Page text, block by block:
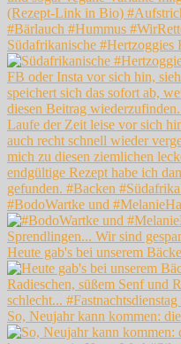
Südafrikanische #Hertzoggies
#BodoWartke und
Heute gab's bei unserem
So, Neujahr kann kommen: